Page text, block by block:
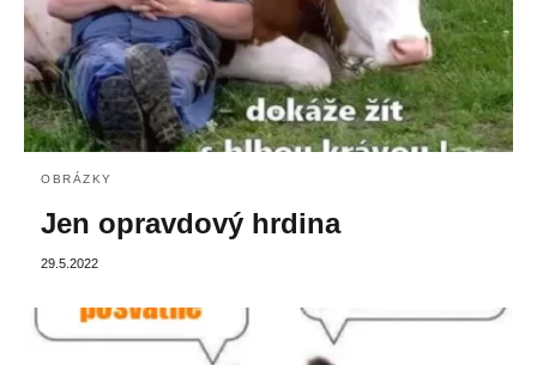
OBRÁZKY
Jen opravdový hrdina
29.5.2022